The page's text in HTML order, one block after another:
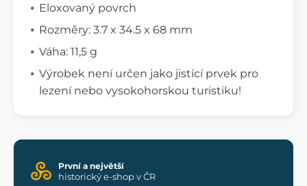
Eloxovaný povrch
Rozměry: 3.7 x 34.5 x 68 mm
Váha: 11,5 g
Výrobek není určen jako jistící prvek pro
lezení nebo vysokohorskou turistiku!
První a největší
historický e-shop v ČR